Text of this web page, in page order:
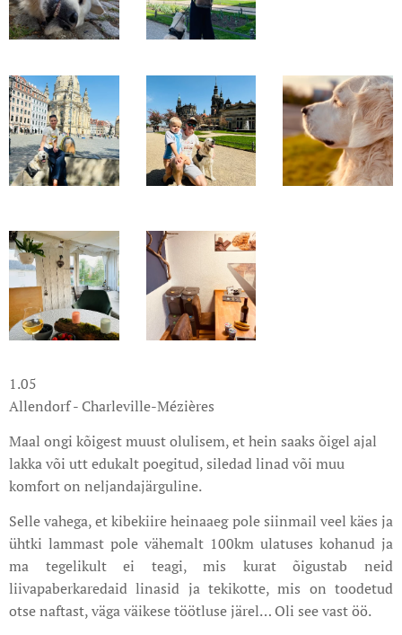
1.05
Allendorf - Charleville-Mézières
Maal ongi kõigest muust olulisem, et hein saaks õigel ajal
lakka või utt edukalt poegitud, siledad linad või muu
komfort on neljandajärguline.
Selle vahega, et kibekiire heinaaeg pole siinmail veel käes ja
ühtki lammast pole vähemalt 100km ulatuses kohanud ja
ma tegelikult ei teagi, mis kurat õigustab neid
liivapaberkaredaid linasid ja tekikotte, mis on toodetud
otse naftast, väga väikese töötluse järel… Oli see vast öö.